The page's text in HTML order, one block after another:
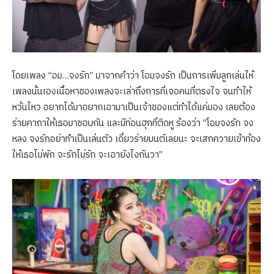
โดยเพลง “อม…จงรัก” มาจากคำว่า โอมจงรัก เป็นการเพิ่มลูกเล่นให้
เพลงนั้นเองเนื้อหาของเพลงจะเล่าถึงการที่เจอคนที่ตรงใจ จนทำให้
หวั่นไหว อยากได้มาอยากเอามาเป็นเจ้าของแต่ทำได้แค่มอง เลยต้อง
ร่ายคาถาให้เธอมาชอบกัน และมีท่อนฮุกที่ติดหู ร้องว่า “โอมจงรัก จง
หลง จงรักอย่าทำเป็นเล่นตัว เดี๋ยวร่ายมนต์เลยนะ จะเสกควายเข้าท้อง
ให้เธอไม่พัก จะรักไม่รัก จะเอายังไงกันวา”